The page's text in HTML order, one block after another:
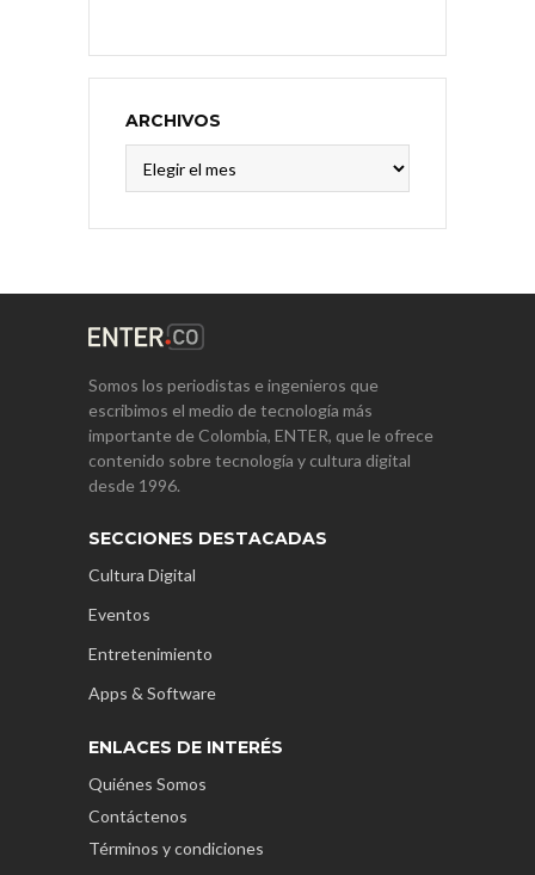
ARCHIVOS
Somos los periodistas e ingenieros que
escribimos el medio de tecnología más
importante de Colombia, ENTER, que le ofrece
contenido sobre tecnología y cultura digital
desde 1996.
SECCIONES DESTACADAS
Cultura Digital
Eventos
Entretenimiento
Apps & Software
ENLACES DE INTERÉS
Quiénes Somos
Contáctenos
Términos y condiciones